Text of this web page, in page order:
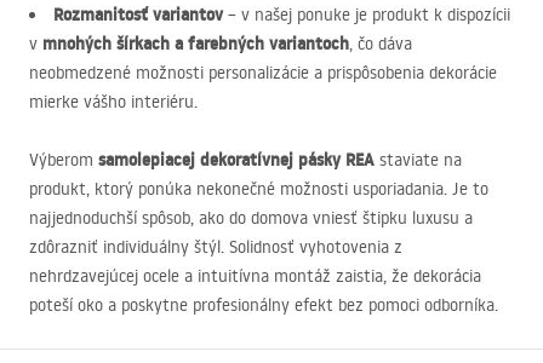
Rozmanitosť variantov– v našej ponuke je produkt k dispozícii
v mnohých šírkach a farebných variantoch, čo dáva
neobmedzené možnosti personalizácie a prispôsobenia dekorácie
mierke vášho interiéru.
Výberom samolepiacej dekoratívnej pásky REA staviate na
produkt, ktorý ponúka nekonečné možnosti usporiadania. Je to
najjednoduchší spôsob, ako do domova vniesť štipku luxusu a
zdôrazniť individuálny štýl. Solidnosť vyhotovenia z
nehrdzavejúcej ocele a intuitívna montáž zaistia, že dekorácia
poteší oko a poskytne profesionálny efekt bez pomoci odborníka.